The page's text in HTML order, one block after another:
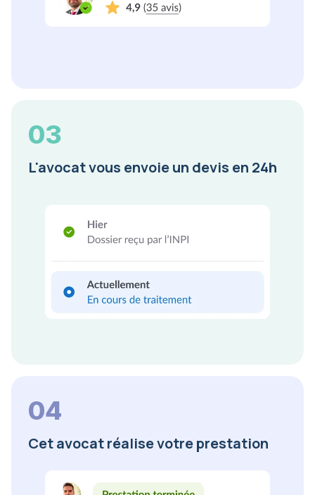
03
L'avocat vous envoie un devis en 24h
04
Cet avocat réalise votre prestation